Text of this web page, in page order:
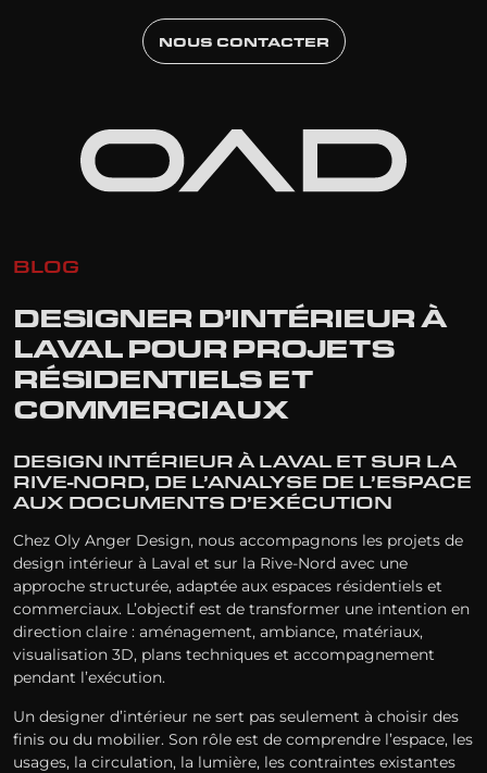
NOUS CONTACTER
BLOG
DESIGNER D’INTÉRIEUR À
LAVALPOUR PROJETS
RÉSIDENTIELS ET
COMMERCIAUX
DESIGN INTÉRIEUR À LAVAL ET SUR LA
RIVE-NORD, DE L’ANALYSE DE L’ESPACE
AUX DOCUMENTS D’EXÉCUTION
Chez Oly Anger Design, nous accompagnons les projets de
design intérieur à Laval et sur la Rive-Nord avec une
approche structurée, adaptée aux espaces résidentiels et
commerciaux. L’objectif est de transformer une intention en
direction claire : aménagement, ambiance, matériaux,
visualisation 3D, plans techniques et accompagnement
pendant l’exécution.
Un designer d’intérieur ne sert pas seulement à choisir des
finis ou du mobilier. Son rôle est de comprendre l’espace, les
usages, la circulation, la lumière, les contraintes existantes